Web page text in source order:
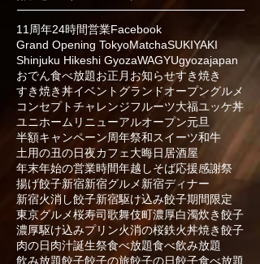
11周年24時間営業Facebook
Grand Opening TokyoMatchaSUKIYAKI
Shinjuku Hikeshi GyozaWAGYUgyozajapan
おでん食べ放題お正月 お知らせすき焼き
すき焼き丼イベント グランドオープングルメ
コンセプトチャレンジフルーツ大福ユッケ丼
ユニホーム リニューアルオープン元旦
半額キャンペーン周年祭和スイーツ和牛
土用の丑の日夜カフェ大晦日居酒屋
年末年始の営業時間年越しそば応援感謝祭
揚げ餃子新宿新宿グルメ新宿ディナー
新宿火消し餃子新宿駆け込み餃子期間限定
東京グルメ桜寿司歌舞伎町濃厚白濁炊き餃子
濃厚駆け込みプリン火消の桜鉄火丼焼き餃子
肉の日肉汁誕生祭食べ放題食べ飲み放題
飲み放題餃子餃子の旅餃子の日餃子食べ放題